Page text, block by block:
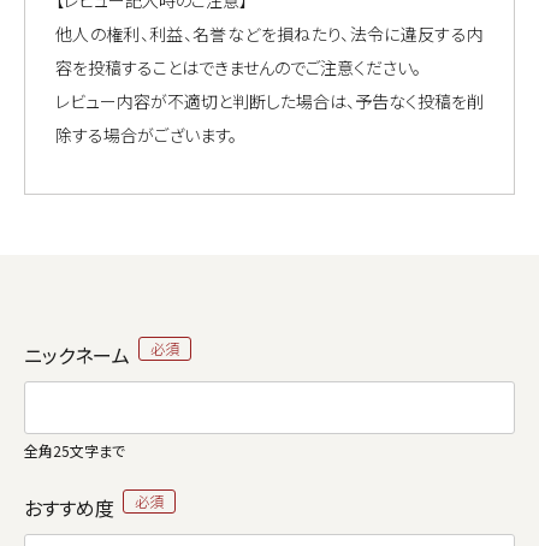
他人の権利、利益、名誉などを損ねたり、法令に違反する内
容を投稿することはできませんのでご注意ください。
レビュー内容が不適切と判断した場合は、予告なく投稿を削
除する場合がございます。
ニックネーム
全角25文字まで
おすすめ度